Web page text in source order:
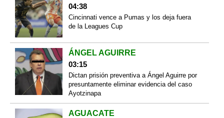
04:38
Cincinnati vence a Pumas y los deja fuera
de la Leagues Cup
ÁNGEL AGUIRRE
03:15
Dictan prisión preventiva a Ángel Aguirre por
presuntamente eliminar evidencia del caso
Ayotzinapa
AGUACATE